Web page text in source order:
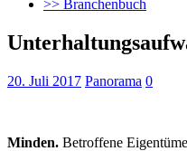
>> Branchenbuch
20. Juli 2017 Panorama 0
Minden. Betroffene